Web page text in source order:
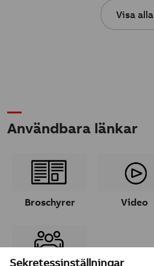
Visa alla
Användbara länkar
Broschyrer Video